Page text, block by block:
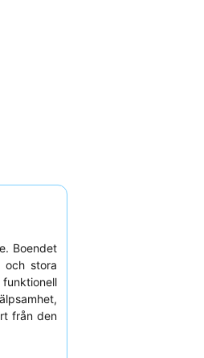
Boendet
och stora
från den